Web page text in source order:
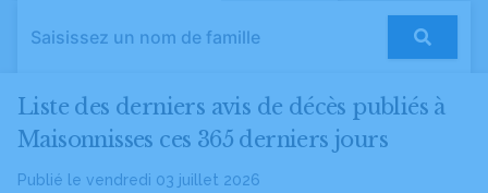
Liste des derniers avis de décès publiés à
Maisonnisses ces 365 derniers jours
Publié le vendredi 03 juillet 2026